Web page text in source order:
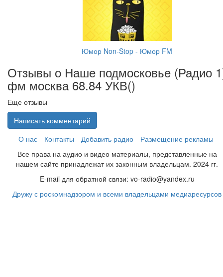
Юмор Non-Stop - Юмор FM
Отзывы о Наше подмосковье (Радио
фм москва 68.84 УКВ()
Еще отзывы
Написать комментарий
О нас
Контакты Добавить радио
Размещение рекламы
Все права на аудио и видео материалы, представленные на
нашем сайте принадлежат их законным владельцам. 2024 гг.
E-mail для обратной связи: vo-radio@yandex.ru
Дружу с роскомнадзором и всеми владельцами медиаресурсов